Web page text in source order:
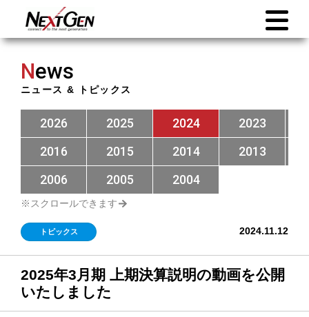
News
ニュース & トピックス
2026 2025 2024 2023
2016
2015 2014 2013
2006
2005 2004
トピックス 2024.11.12
2025年3月期 上期決算説明の動画を公開
いたしました